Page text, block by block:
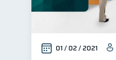
01 / 02 / 2021